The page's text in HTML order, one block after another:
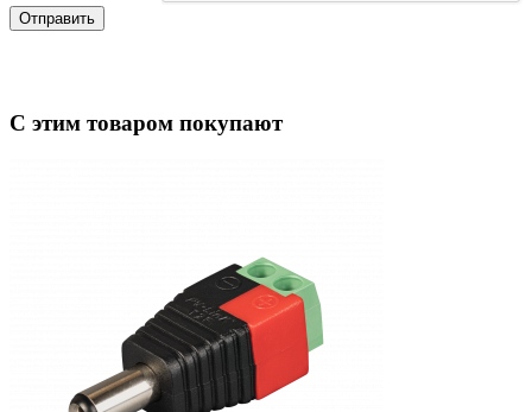
Отправить
С этим товаром покупают